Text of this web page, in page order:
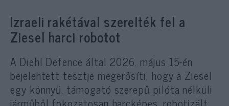
Izraeli rakétával szerelték fel a
Ziesel harci robotot
A Diehl Defence által 2026. május 15-én
bejelentett tesztje megerősíti, hogy a Ziesel
egy könnyű, támogató szerepű pilóta nélküli